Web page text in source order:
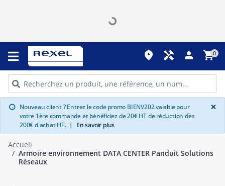
place handyman person shopping_cart0
info Nouveau client ? Entrez le code promo BIENV202 valable pour
votre 1ère commande et bénéficiez de 20€ HT de réduction dès
200€ d'achat HT. | En savoir plus
×
Accueil
Armoire environnement DATA CENTER Panduit Solutions
Réseaux